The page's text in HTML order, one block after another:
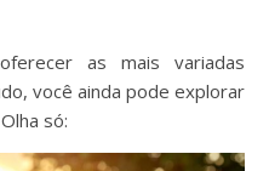
as mais variadas
você ainda pode explorar
só: